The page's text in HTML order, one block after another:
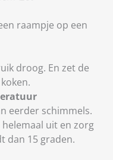
raampje op een
droog. En zet de
eerder schimmels.
uit en zorg
dan 15 graden.